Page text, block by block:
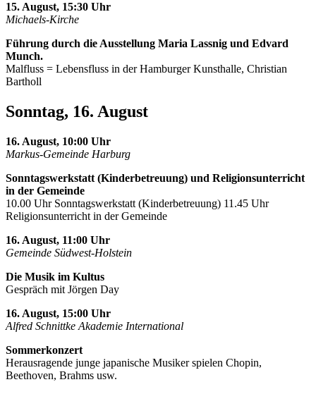
15. August, 15:30 Uhr
Michaels-Kirche
Führung durch die Ausstellung Maria Lassnig und Edvard
Munch.
Malfluss = Lebensfluss in der Hamburger Kunsthalle, Christian
Bartholl
Sonntag, 16. August
16. August, 10:00 Uhr
Markus-Gemeinde Harburg
Sonntagswerkstatt (Kinderbetreuung) und Religionsunterricht
in der Gemeinde
10.00 Uhr Sonntagswerkstatt (Kinderbetreuung) 11.45 Uhr
Religionsunterricht in der Gemeinde
16. August, 11:00 Uhr
Gemeinde Südwest-Holstein
Die Musik im Kultus
Gespräch mit Jörgen Day
16. August, 15:00 Uhr
Alfred Schnittke Akademie International
Sommerkonzert
Herausragende junge japanische Musiker spielen Chopin,
Beethoven, Brahms usw.